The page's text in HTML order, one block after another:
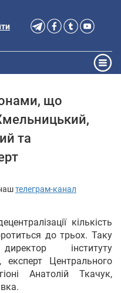
що
та
телеграм-канал
кількість
до трьох. Таку
інституту
експерт Центрального
Анатолій Ткачук,